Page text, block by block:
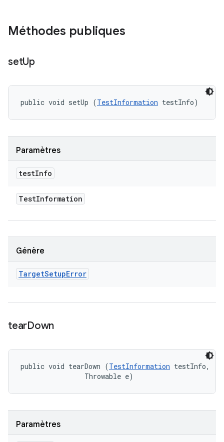
Méthodes publiques
setUp
public void setUp (TestInformation testInfo)
Paramètres
testInfo
TestInformation
Génère
TargetSetupError
tearDown
public void tearDown (TestInformation testInfo,
                Throwable e)
Paramètres